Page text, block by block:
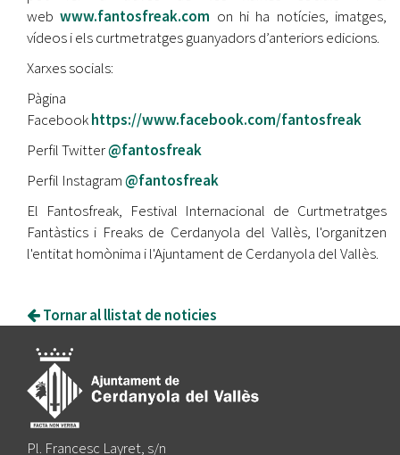
webwww.fantosfreak.com on hi ha notícies, imatges,
vídeos i els curtmetratges guanyadors d’anteriors edicions.
Xarxes socials:
Pàgina
Facebookhttps://www.facebook.com/fantosfreak
Perfil Twitter@fantosfreak
Perfil Instagram@fantosfreak
El Fantosfreak, Festival Internacional de Curtmetratges
Fantàstics i Freaks de Cerdanyola del Vallès, l'organitzen
l'entitat homònima i l'Ajuntament de Cerdanyola del Vallès.
Tornar al llistat de noticies
Pl. Francesc Layret, s/n